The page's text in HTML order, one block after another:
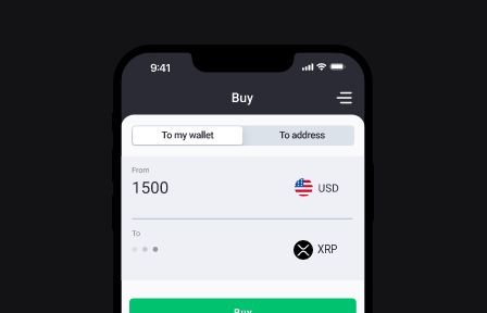
XRP